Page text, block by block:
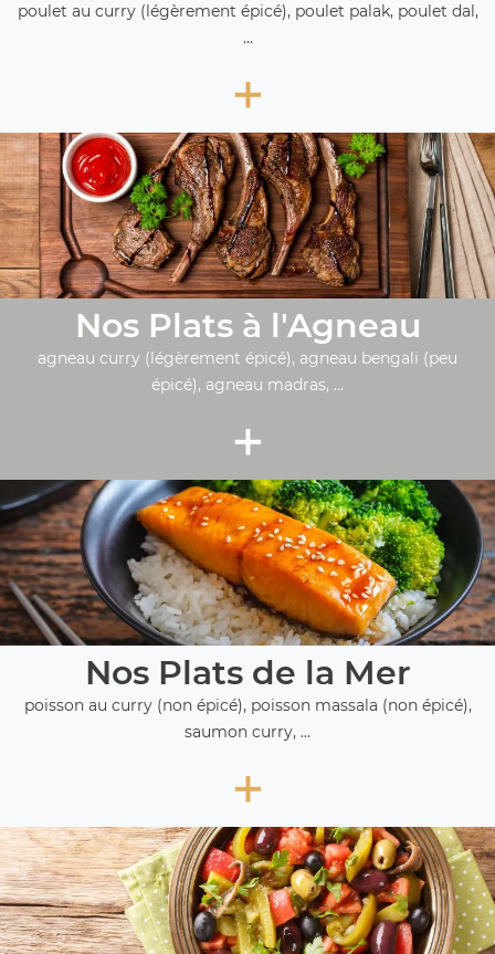
poulet au curry (légèrement épicé), poulet palak, poulet dal,
...
+
Nos Plats à l'Agneau
agneau curry (légèrement épicé), agneau bengali (peu
épicé), agneau madras, ...
+
Nos Plats de la Mer
poisson au curry (non épicé), poisson massala (non épicé),
saumon curry, ...
+